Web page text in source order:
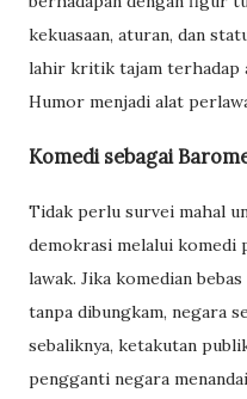
kekuasaan, aturan, dan
lahir kritik tajam terhadap
Humor menjadi alat
Komedi sebagai
Tidak perlu survei mahal
demokrasi melalui komedi
lawak. Jika komedian
tanpa dibungkam, negara
sebaliknya, ketakutan
pengganti negara